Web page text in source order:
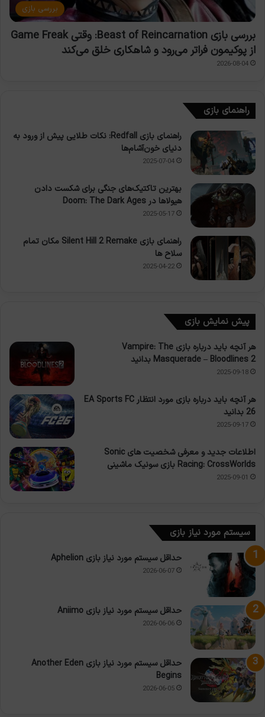
بررسی بازی
بررسی بازی Beast of Reincarnation: وقتی Game Freak
از پوکیمون فراتر می‌رود و شاهکاری خلق می‌کند
2026-08-04
راهنمای بازی
راهنمای بازی Redfall: نکات طلایی پیش از ورود به
دنیای خون‌آشام‌ها
2025-07-04
بهترین تاکتیک‌های جنگی برای شکست دادن
هیولاها در Doom: The Dark Ages
2025-05-17
راهنمای بازی Silent Hill 2 Remake مکان تمام
سلاح ها
2025-04-22
پیش نمایش بازی
هر آنچه باید درباره بازی Vampire: The
Masquerade – Bloodlines 2 بدانید
2025-09-18
هر آنچه باید درباره بازی مورد انتظار EA Sports FC
26 بدانید
2025-09-17
اطلاعات جدید و معرفی شخصیت های Sonic
Racing: CrossWorlds بازی سونیک ماشینی
2025-09-01
سیستم مورد نیاز بازی
حداقل سیستم مورد نیاز بازی Aphelion
2026-06-07
حداقل سیستم مورد نیاز بازی Aniimo
2026-06-06
حداقل سیستم مورد نیاز بازی Another Eden
Begins
2026-06-05